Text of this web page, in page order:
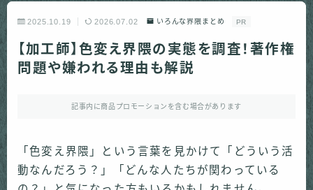
運営者情報
お問い合わせ
2025.10.19 2026.07.02 いろんな界隈まとめ PR
【加工師】色変え界隈の実態を調査！著作権
問題や嫌われる理由も解説
記事内に商品プロモーションを含む場合があります
「色変え界隈」という言葉を見かけて「どういう活
動なんだろう？」「どんな人たちが関わっている